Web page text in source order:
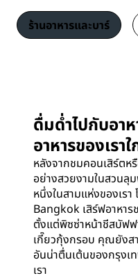
ร้านอาหารและบาร์
ดื่มด่ำไปกับอา
อาหารของเร
หลังจากชมคอนเสิร์ตห
อย่างสวยงามในสวนลุ
หนึ่งในสามแห่งของเร
Bangkok เสิร์ฟอาหา
ตั้งแต่พิซซ่าหน้าชีสบัฟฟ
เกี๊ยวกุ้งกรอบ คุณยังส
อันน่าตื่นเต้นของกรุงเ
เรา